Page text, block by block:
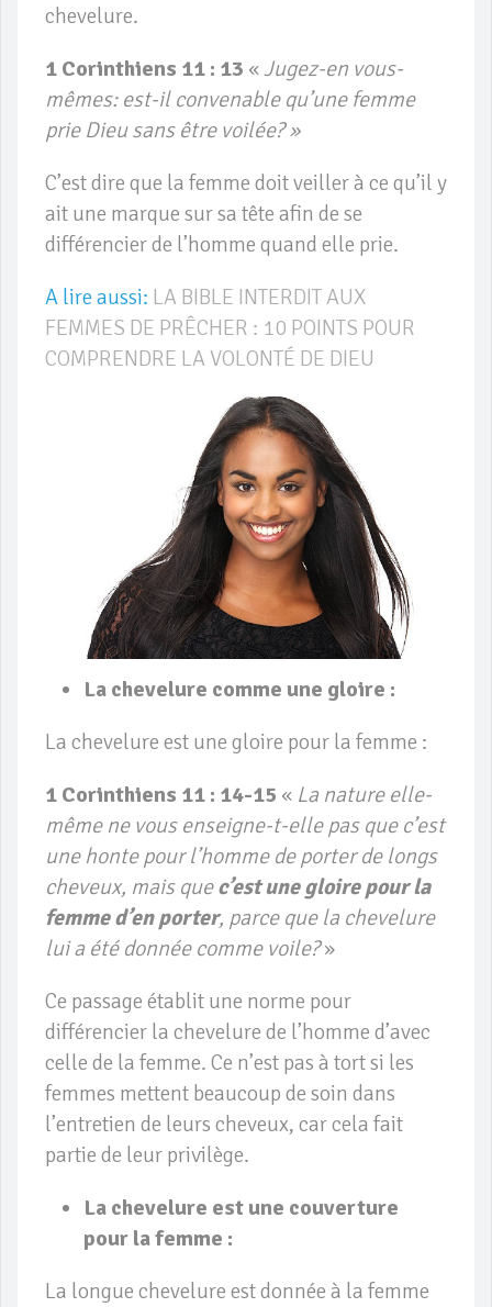
chevelure.
1 Corinthiens 11 : 13 «Jugez-en vous-
mêmes: est-il convenable qu’une femme
prie Dieu sans être voilée? »
C’est dire que la femme doit veiller à ce qu’il y
ait une marque sur sa tête afin de se
différencier de l’homme quand elle prie.
A lire aussi: LA BIBLE INTERDIT AUX
FEMMES DE PRÊCHER : 10 POINTS POUR
COMPRENDRE LA VOLONTÉ DE DIEU
La chevelure comme une gloire :
La chevelure est une gloire pour la femme :
1 Corinthiens 11 : 14-15 « La nature elle-
même ne vous enseigne-t-elle pas que c’est
une honte pour l’homme de porter de longs
cheveux, mais quec’est une gloire pour la
femme d’en porter, parce que la chevelure
lui a été donnée comme voile?»
Ce passage établit une norme pour
différencier la chevelure de l’homme d’avec
celle de la femme. Ce n’est pas à tort si les
femmes mettent beaucoup de soin dans
l’entretien de leurs cheveux, car cela fait
partie de leur privilège.
La chevelure est une couverture
pour la femme :
La longue chevelure est donnée à la femme